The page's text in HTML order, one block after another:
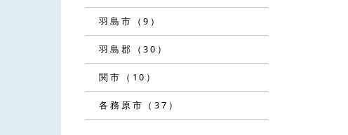
羽島市（9）
羽島郡（30）
関市（10）
各務原市（37）